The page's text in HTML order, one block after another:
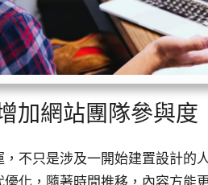
加網站團隊參與度
，不只是涉及一開始建置設計的
優化，隨著時間推移，內容方能